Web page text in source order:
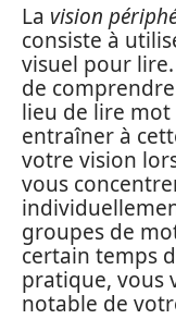
La vision
consiste à
visuel pour
de
lieu de lire mot
entraîner à
votre vision
vous
groupes de
certain temps
pratique, vous
notable de